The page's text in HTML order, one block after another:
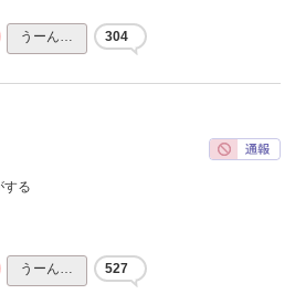
うーん… 304
する
うーん… 527